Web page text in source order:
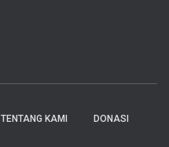
TENTANG KAMI DONASI